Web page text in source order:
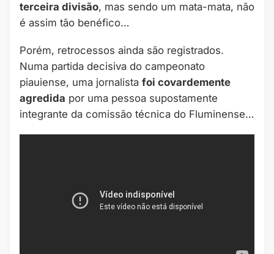
terceira divisão, mas sendo um mata-mata, não
é assim tão benéfico…
Porém, retrocessos ainda são registrados.
Numa partida decisiva do campeonato
piauiense, uma jornalista foi covardemente
agredida por uma pessoa supostamente
integrante da comissão técnica do Fluminense…